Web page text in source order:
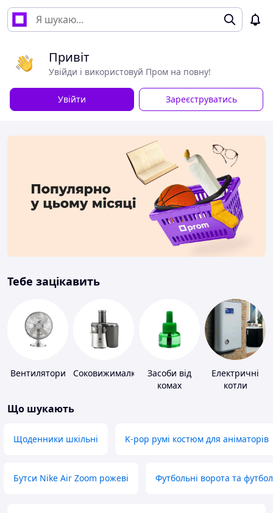
Привіт
Увійди і використовуй Пром на повну!
Увійти Зареєструватись
Тебе зацікавить
Вентилятори Соковижималки
Засоби від
комах
Електричні
котли
Що шукають
Щоденники шкільні K-pop румі костюм для аніматорів
Бутси Nike Air Zoom рожеві Футбольні ворота та